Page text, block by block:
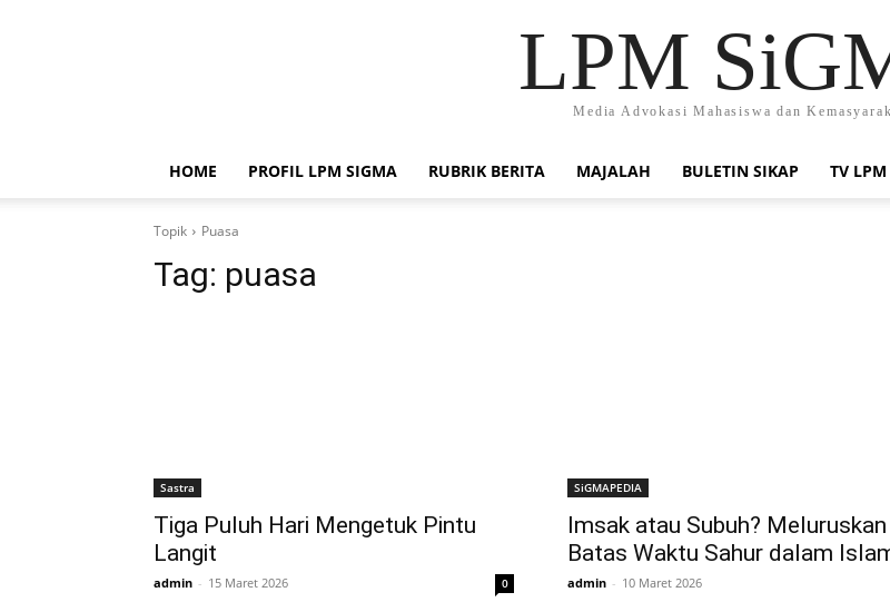
LPM
Media Advokasi Mahasiswa dan
HOME PROFIL LPM SIGMA RUBRIK BERITA MAJALAH BULETIN SIKAP TV
Topik Puasa
Tag: puasa
Sastra
Tiga Puluh Hari Mengetuk Pintu
Langit
admin - 15 Maret 2026 0
SiGMAPEDIA
Imsak atau Subuh? Meluruskan
Batas Waktu Sahur dalam
admin - 10 Maret 2026